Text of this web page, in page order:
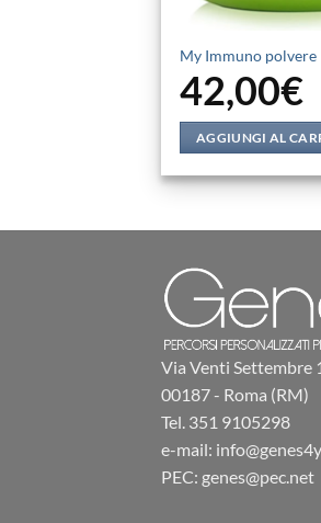
My Immuno polvere
42,00€
AGGIUNGI AL
Via Venti Settembre
00187 - Roma (RM)
Tel. 351 9105298
e-mail:
PEC: genes@pec.net